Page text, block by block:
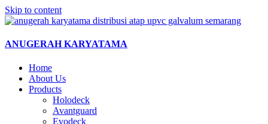
Skip to content
ANUGERAH KARYATAMA
Home
About Us
Products
Holodeck
Avantguard
Evodeck